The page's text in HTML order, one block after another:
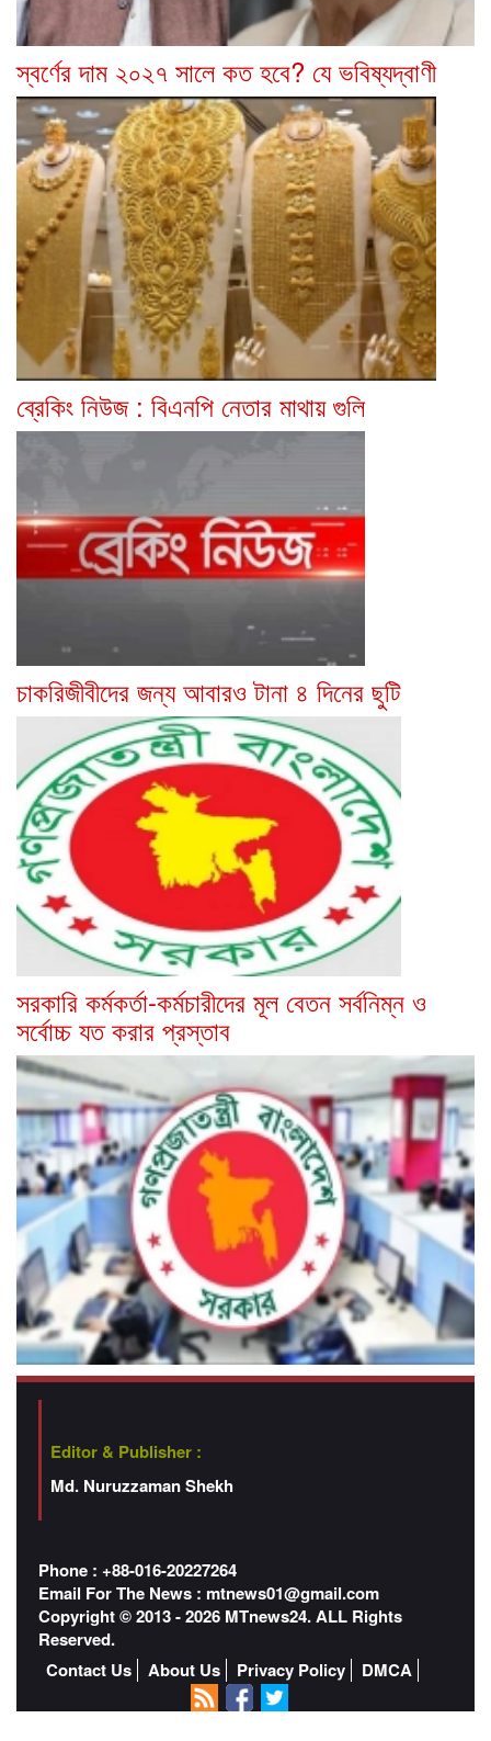
স্বর্ণের দাম ২০২৭ সালে কত হবে? যে ভবিষ্যদ্বাণী
ব্রেকিং নিউজ : বিএনপি নেতার মাথায় গুলি
চাকরিজীবীদের জন্য আবারও টানা ৪ দিনের ছুটি
সরকারি কর্মকর্তা-কর্মচারীদের মূল বেতন সর্বনিম্ন ও
সর্বোচ্চ যত করার প্রস্তাব
Editor & Publisher :
Md. Nuruzzaman Shekh
Phone : +88-016-20227264
Email For The News : mtnews01@gmail.com
Copyright © 2013 - 2026 MTnews24. ALL Rights
Reserved.
Contact Us
About Us Privacy Policy DMCA